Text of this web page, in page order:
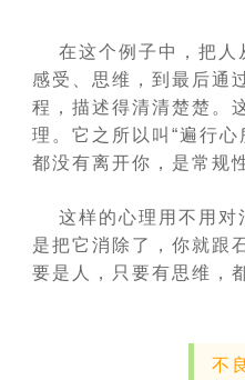
在这个例子中，把人
感受、思维，到最后通
程，描述得清清楚楚。
理。它之所以叫“遍行
都没有离开你，是常规
这样的心理用不用对
是把它消除了，你就跟
要是人，只要有思维，
不